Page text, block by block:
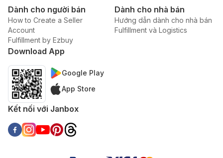
Dành cho người bán
How to Create a Seller
Account
Fulfillment by Ezbuy
Dành cho nhà bán
Hướng dẫn dành cho nhà bán
Fulfillment và Logistics
Download App
Google Play
App Store
Kết nối với Janbox